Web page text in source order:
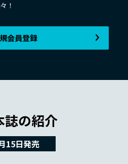
！
会員登録
誌の紹介
15日発売